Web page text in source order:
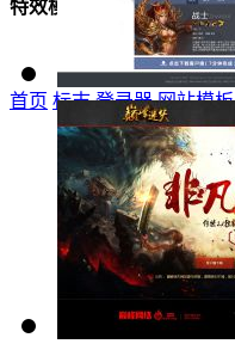
特效模板
首页 标志 登录器 网站模板